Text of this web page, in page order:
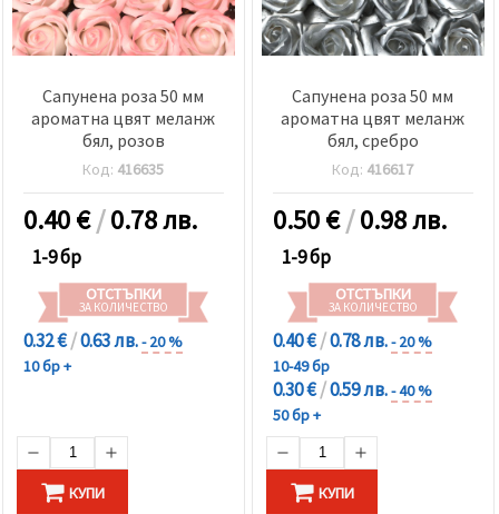
Сапунена роза 50 мм
ароматна цвят меланж
бял, розов
Код: 416635
0.40€/0.78 лв.
1-9 бр
ОТСТЪПКИ
ЗА КОЛИЧЕСТВО
0.32 €/0.63 лв.- 20 %
10 бр +
КУПИ
Сапунена роза 50 мм
ароматна цвят меланж
бял, сребро
Код: 416617
0.50€/0.98 лв.
1-9 бр
ОТСТЪПКИ
ЗА КОЛИЧЕСТВО
0.40 €/0.78 лв.- 20 %
10-49 бр
0.30 €/0.59 лв.- 40 %
50 бр +
КУПИ